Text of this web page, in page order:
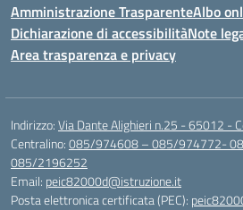
Amministrazione TrasparenteAlbo
Dichiarazione di accessibilitàNote
Area trasparenza e privacy
Indirizzo:Via Dante Alighieri n.25 - 65012 -
Centralino:085/974608 – 085/974772-
085/2196252
Email: peic82000d@istruzione.it
Posta elettronica certificata (PEC):